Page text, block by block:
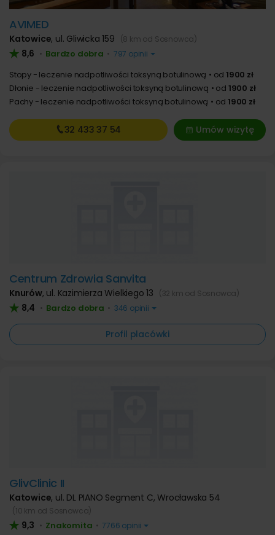
AVIMED
Katowice, ul. Gliwicka 159 (8 km od Sosnowca)
8,6 • Bardzo dobra • 797 opinii
Stopy - leczenie nadpotliwości toksyną botulinową od 1900 zł
Dłonie - leczenie nadpotliwości toksyną botulinową
od 1900 zł
Pachy - leczenie nadpotliwości toksyną botulinową
od 1900 zł
Umów wizytę
32 433 37 54
Centrum Zdrowia Sanvita
Knurów, ul. Kazimierza Wielkiego 13 (32 km od Sosnowca)
8,4 • Bardzo dobra • 346 opinii
Profil placówki
GlivClinic II
Katowice, ul. DL PIANO Segment C, Wrocławska 54
(10 km od Sosnowca)
9,3 • Znakomita • 7766 opinii